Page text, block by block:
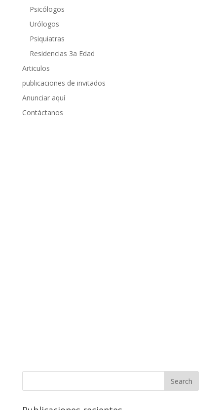
Psicólogos
Urólogos
Psiquiatras
Residencias 3a Edad
Articulos
publicaciones de invitados
Anunciar aquí
Contáctanos